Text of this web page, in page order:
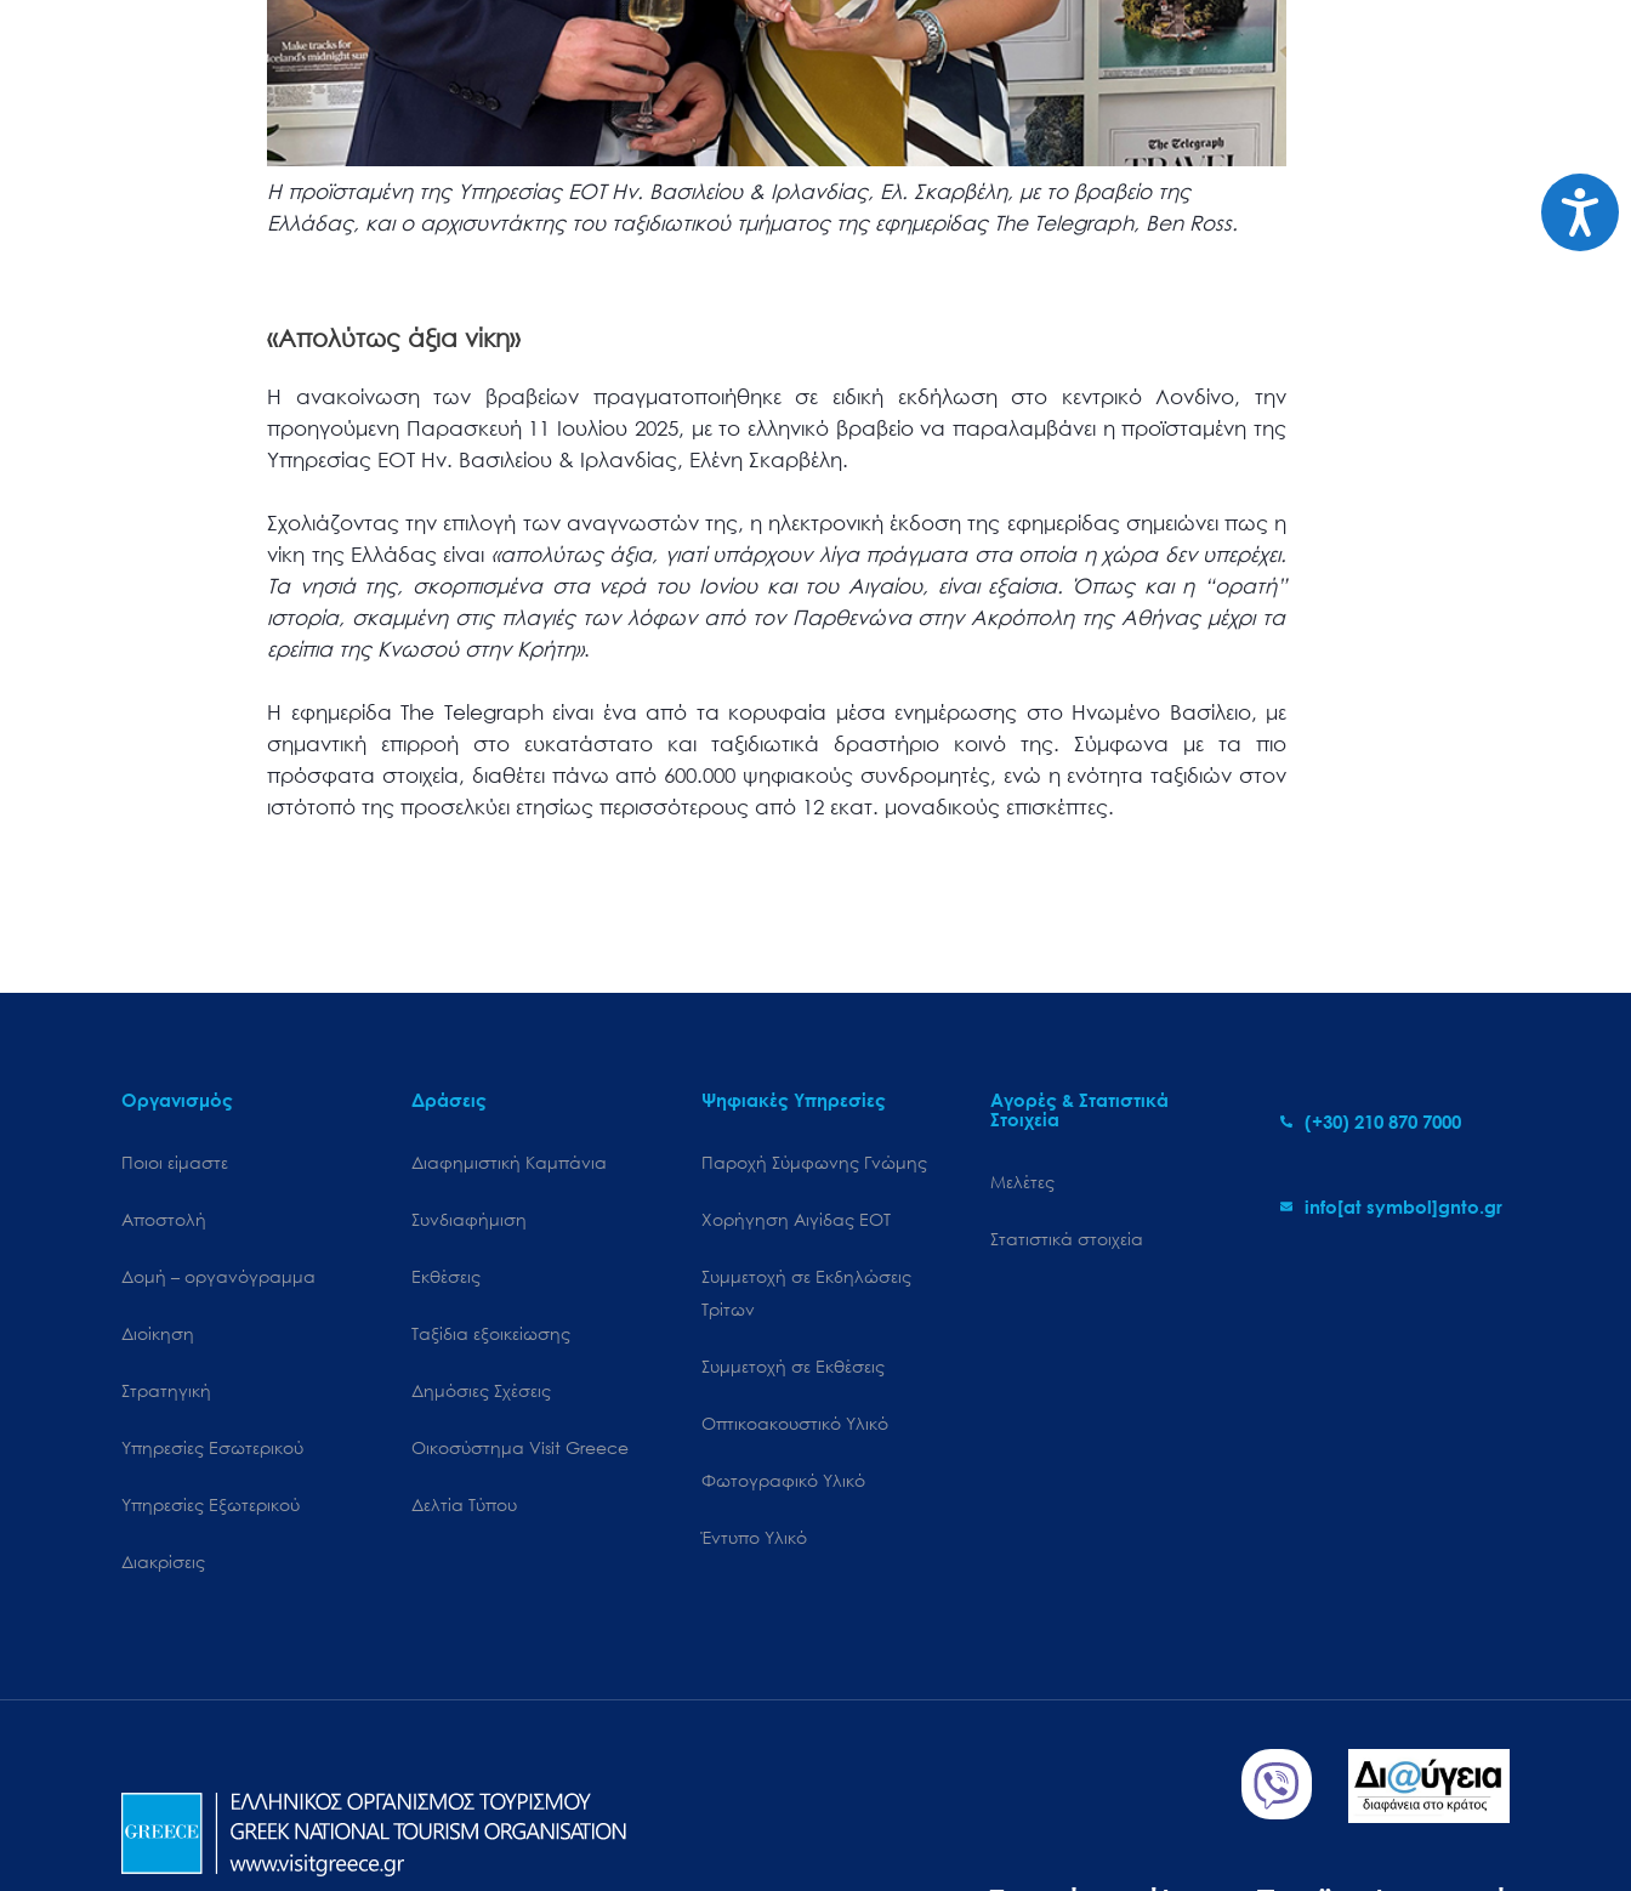
Η προϊσταμένη της Υπηρεσίας ΕΟΤ Ην. Βασιλείου & Ιρλανδίας, Ελ. Σκαρβέλη, με το βραβείο της
Ελλάδας, και ο αρχισυντάκτης του ταξιδιωτικού τμήματος της εφημερίδας The Telegraph, Ben Ross.
«Απολύτως άξια νίκη»
Η ανακοίνωση των βραβείων πραγματοποιήθηκε σε ειδική εκδήλωση στο κεντρικό Λονδίνο, την
προηγούμενη Παρασκευή 11 Ιουλίου 2025, με το ελληνικό βραβείο να παραλαμβάνει η προϊσταμένη της
Υπηρεσίας ΕΟΤ Ην. Βασιλείου & Ιρλανδίας, Ελένη Σκαρβέλη.
Σχολιάζοντας την επιλογή των αναγνωστών της, η ηλεκτρονική έκδοση της εφημερίδας σημειώνει πως η
νίκη της Ελλάδας είναι «απολύτως άξια, γιατί υπάρχουν λίγα πράγματα στα οποία η χώρα δεν υπερέχει.
Τα νησιά της, σκορπισμένα στα νερά του Ιονίου και του Αιγαίου, είναι εξαίσια. Όπως και η “ορατή”
ιστορία, σκαμμένη στις πλαγιές των λόφων από τον Παρθενώνα στην Ακρόπολη της Αθήνας μέχρι τα
ερείπια της Κνωσού στην Κρήτη».
Η εφημερίδα The Telegraph είναι ένα από τα κορυφαία μέσα ενημέρωσης στο Ηνωμένο Βασίλειο, με
σημαντική επιρροή στο ευκατάστατο και ταξιδιωτικά δραστήριο κοινό της. Σύμφωνα με τα πιο
πρόσφατα στοιχεία, διαθέτει πάνω από 600.000 ψηφιακούς συνδρομητές, ενώ η ενότητα ταξιδιών στον
ιστότοπό της προσελκύει ετησίως περισσότερους από 12 εκατ. μοναδικούς επισκέπτες.
Οργανισμός
Ποιοι είμαστε
Αποστολή
Δομή – οργανόγραμμα
Διοίκηση
Στρατηγική
Υπηρεσίες Εσωτερικού
Υπηρεσίες Εξωτερικού
Διακρίσεις
Δράσεις
Διαφημιστική Καμπάνια
Συνδιαφήμιση
Εκθέσεις
Ταξίδια εξοικείωσης
Δημόσιες Σχέσεις
Oικοσύστημα Visit Greece
Δελτία Τύπου
Ψηφιακές Υπηρεσίες
Παροχή Σύμφωνης Γνώμης
Χορήγηση Αιγίδας ΕΟΤ
Συμμετοχή σε Εκδηλώσεις
Τρίτων
Συμμετοχή σε Εκθέσεις
Οπτικοακουστικό Υλικό
Φωτογραφικό Υλικό
Έντυπο Υλικό
Αγορές & Στατιστικά
Στοιχεία
Μελέτες
Στατιστικά στοιχεία
(+30) 210 870 7000
info[at symbol]gnto.gr